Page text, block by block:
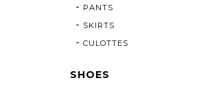
PANTS
SKIRTS
CULOTTES
SHOES